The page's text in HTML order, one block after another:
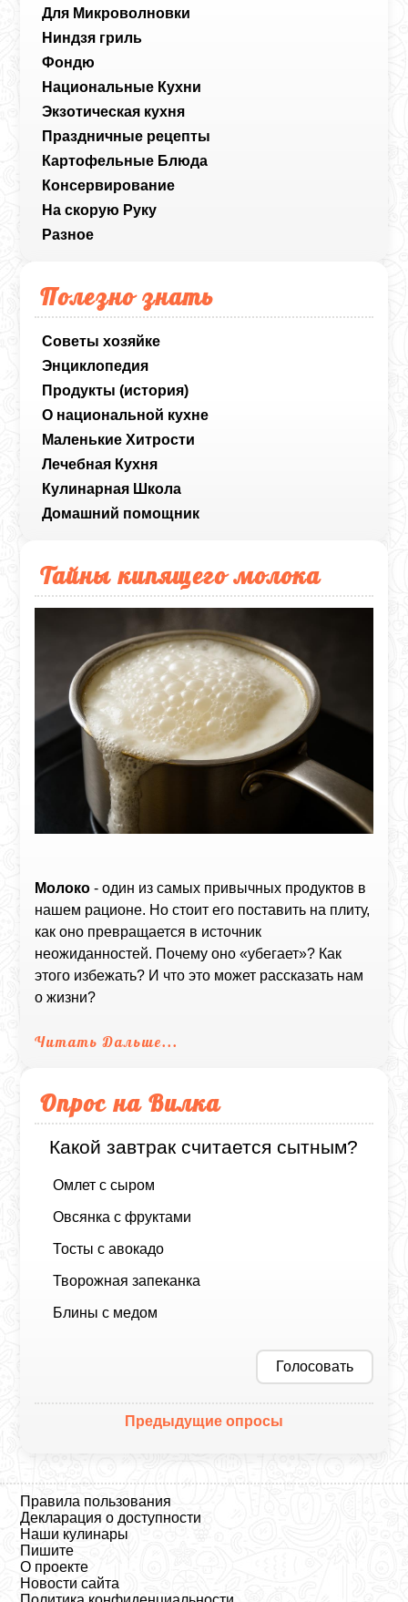
Для Микроволновки
Ниндзя гриль
Фондю
Национальные Кухни
Экзотическая кухня
Праздничные рецепты
Картофельные Блюда
Консервирование
На скорую Руку
Разное
Полезно знать
Советы хозяйке
Энциклопедия
Продукты (история)
О национальной кухне
Маленькие Хитрости
Лечебная Кухня
Кулинарная Школа
Домашний помощник
Тайны кипящего молока
Молоко - один из самых привычных продуктов в
нашем рационе. Но стоит его поставить на плиту,
как оно превращается в источник
неожиданностей. Почему оно «убегает»? Как
этого избежать? И что это может рассказать нам
о жизни?
Читать Дальше...
Опрос на Вилка
Какой завтрак считается сытным?
Омлет с сыром
Овсянка с фруктами
Тосты с авокадо
Творожная запеканка
Блины с медом
Голосовать
Предыдущие опросы
Правила пользования
Декларация о доступности
Наши кулинары
Пишите
О проекте
Новости сайта